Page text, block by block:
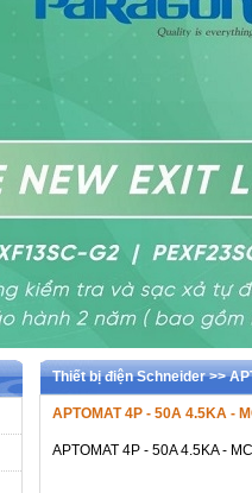
Thiết bị điện Schneider >>
APTOMAT 4P - 50A 4.5KA -
APTOMAT 4P - 50A 4.5KA -